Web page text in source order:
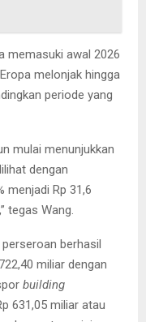
memasuki awal 2026
melonjak hingga
periode yang
mulai menunjukkan
dengan
menjadi Rp 31,6
tegas Wang.
berhasil
miliar dengan
building
631,05 miliar atau